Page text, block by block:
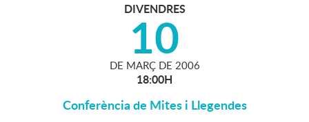
DIVENDRES
10
DE MARÇ DE 2006
18:00H
Conferència de Mites i Llegendes